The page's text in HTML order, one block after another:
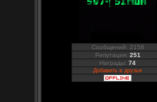
Сообщений: 2158
Репутация: 251
Награды:74
Добавить в друзья